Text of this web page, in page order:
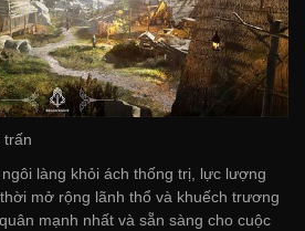
trấn
làng khỏi ách thống trị, lực lượng
mở rộng lãnh thổ và khuếch trương
mạnh nhất và sẵn sàng cho cuộc